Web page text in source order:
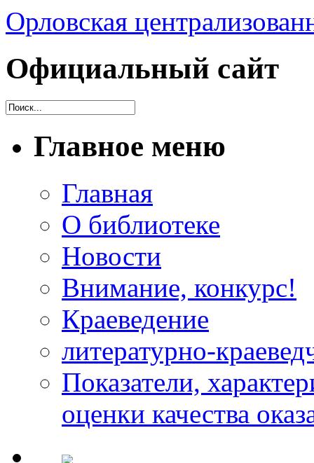
Орловская
Официальный сайт
Главное меню
Главная
О библиотеке
Новости
Внимание, конкурс!
Краеведение
литературно-
Показатели,
оценки качества